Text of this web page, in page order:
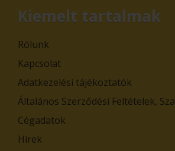
Kiemelt tartalmak
Rólunk
Kapcsolat
Adatkezelési tájékoztatók
Általános Szerződési Feltételek,
Cégadatok
Hírek